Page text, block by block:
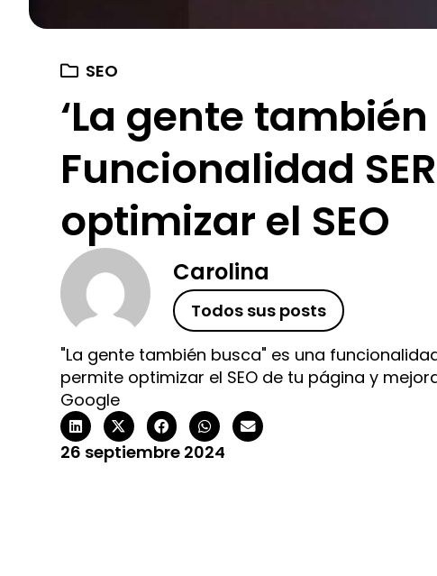
SEO
‘La gente también
Funcionalidad
optimizar el SEO
Carolina
Todos sus posts
"La gente también busca" es una
permite optimizar el SEO de tu página y
Google
26 septiembre 2024